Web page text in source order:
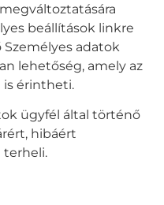
beállítások linkre
adatok
lehetőség, amely az
is érintheti.
ügyfél által történő
hibáért
terheli.